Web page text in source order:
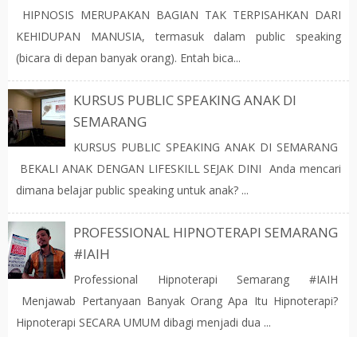
HIPNOSIS MERUPAKAN BAGIAN TAK TERPISAHKAN DARI
KEHIDUPAN MANUSIA, termasuk dalam public speaking
(bicara di depan banyak orang). Entah bica...
KURSUS PUBLIC SPEAKING ANAK DI
SEMARANG
KURSUS PUBLIC SPEAKING ANAK DI SEMARANG
BEKALI ANAK DENGAN LIFESKILL SEJAK DINI Anda mencari
dimana belajar public speaking untuk anak? ...
PROFESSIONAL HIPNOTERAPI SEMARANG
#IAIH
Professional Hipnoterapi Semarang #IAIH
Menjawab Pertanyaan Banyak Orang Apa Itu Hipnoterapi?
Hipnoterapi SECARA UMUM dibagi menjadi dua ...